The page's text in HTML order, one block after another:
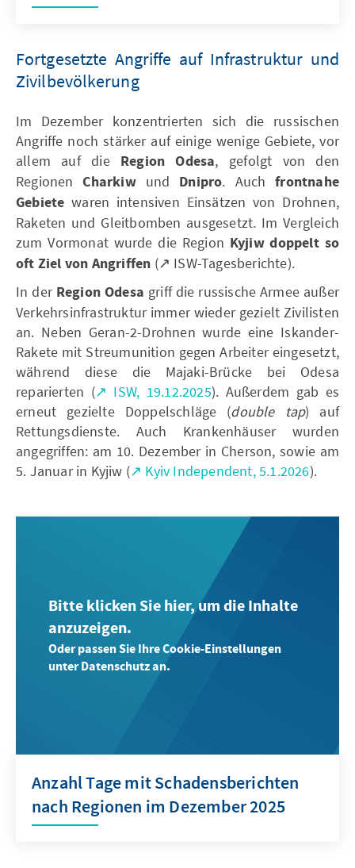
Fortgesetzte Angriffe auf Infrastruktur und
Zivilbevölkerung
Im Dezember konzentrierten sich die russischen
Angriffe noch stärker auf einige wenige Gebiete, vor
allem auf die Region Odesa,
gefolgt von den
RegionenCharkiw und Dnipro. Auch frontnahe
Gebiete waren intensiven Einsätzen von Drohnen,
Raketen und Gleitbomben ausgesetzt. Im Vergleich
zum Vormonat wurde die Region Kyjiw doppelt so
oft Ziel von Angriffen (↗ ISW-Tagesberichte).
In der Region Odesa griff die russische Armee außer
Verkehrsinfrastruktur immer wieder gezielt Zivilisten
an. Neben Geran-2-Drohnen wurde eine Iskander-
Rakete mit Streumunition gegen Arbeiter eingesetzt,
während diese die Majaki-Brücke bei Odesa
reparierten (↗ ISW, 19.12.2025). Außerdem gab es
erneut gezielte Doppelschläge (double tap) auf
Rettungsdienste. Auch Krankenhäuser wurden
angegriffen: am 10. Dezember in Cherson, sowie am
5. Januar in Kyjiw (↗ Kyiv Independent, 5.1.2026).
Bitte klicken Sie hier, um die Inhalte
anzuzeigen.
Oder passen Sie Ihre Cookie-Einstellungen
unter Datenschutz an.
Anzahl Tage mit Schadensberichten
nach Regionen im Dezember 2025